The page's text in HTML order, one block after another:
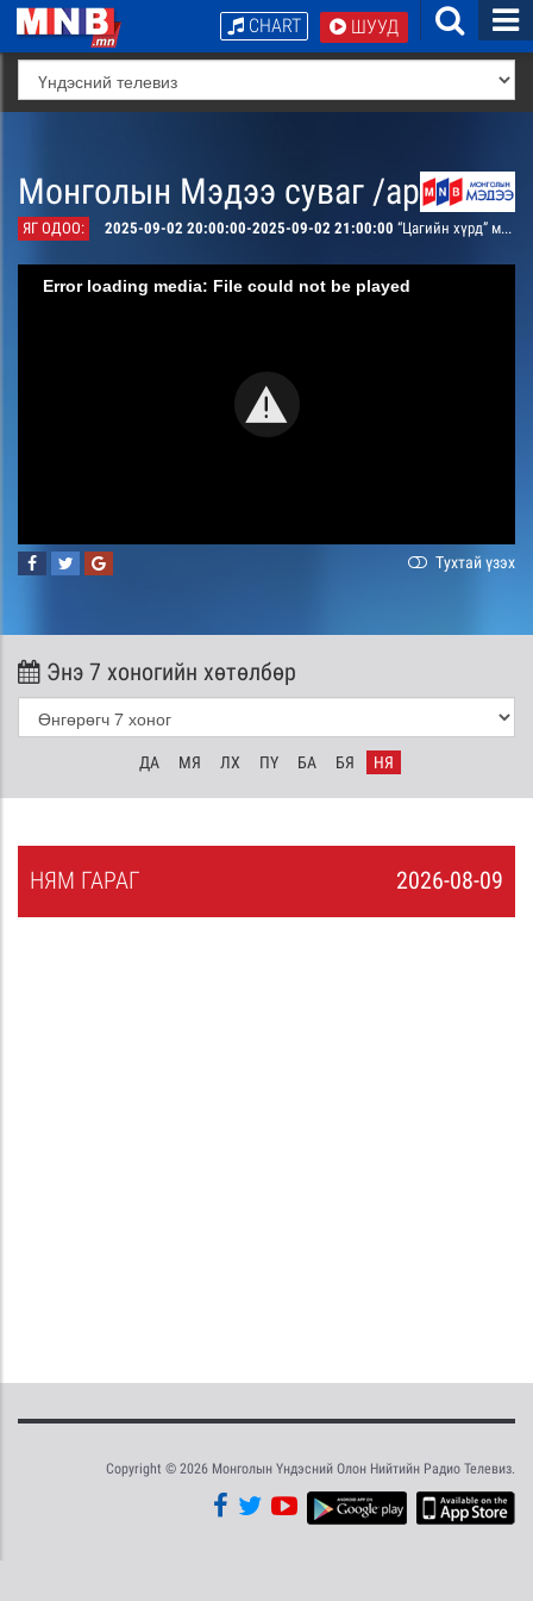
ШУУД
CHART
Монголын Мэдээ суваг /архив/
ЯГ ОДОО: 2025-09-02 20:00:00-2025-09-02 21:00:00 “Цагийн хүрд” мэдээллийн хөтөлбөр /шууд/
Error loading media: File could not be played
Тухтай үзэх
Энэ 7 хоногийн хөтөлбөр
ДА МЯ ЛХ ПҮ БА БЯ НЯ
2026-08-09
НЯМ ГАРАГ
Copyright © 2026 Монголын Үндэсний Олон Нийтийн Радио Телевиз.